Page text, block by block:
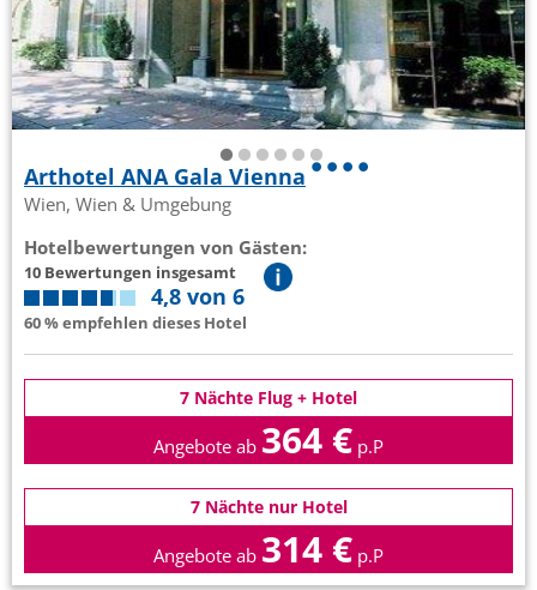
Arthotel ANA Gala Vienna
Wien, Wien & Umgebung
Hotelbewertungen von Gästen:
10 Bewertungen insgesamt
4,8 von 6
60 % empfehlen dieses Hotel
7 Nächte Flug + Hotel
Angebote ab 364 € p.P
7 Nächte nur Hotel
Angebote ab 314 € p.P